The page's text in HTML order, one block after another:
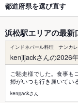
都道府県を選び直す
浜松駅エリアの最新
インドネパール料理 ナン
kenjijackさんの2026
ご馳走様でした。食事も
掃がいつも行き届いてい
kenjijackさん